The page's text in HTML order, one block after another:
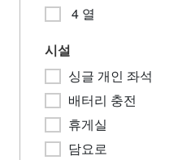
4 열
시설
싱글 개인 좌석
배터리 충전
휴게실
담요로